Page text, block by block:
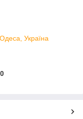
Україна